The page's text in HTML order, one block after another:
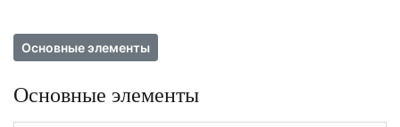
Основные элементы
Основные элементы